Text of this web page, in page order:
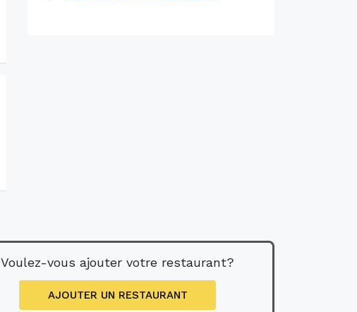
Voulez-vous ajouter votre restaurant?
AJOUTER UN RESTAURANT